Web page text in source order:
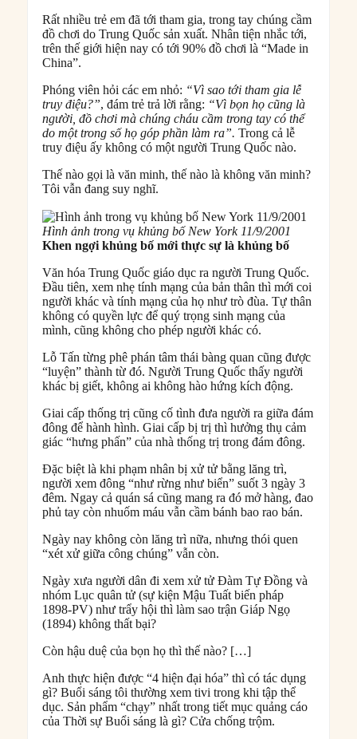
Rất nhiều trẻ em đã tới tham gia, trong tay chúng cầm
đồ chơi do Trung Quốc sản xuất. Nhân tiện nhắc tới,
trên thế giới hiện nay có tới 90% đồ chơi là “Made in
China”.
Phóng viên hỏi các em nhỏ: “Vì sao tới tham gia lễ
truy điệu?”, đám trẻ trả lời rằng: “Vì bọn họ cũng là
người, đồ chơi mà chúng cháu cầm trong tay có thể
do một trong số họ góp phần làm ra”. Trong cả lễ
truy điệu ấy không có một người Trung Quốc nào.
Thế nào gọi là văn minh, thế nào là không văn minh?
Tôi vẫn đang suy nghĩ.
Hình ảnh trong vụ khủng bố New York 11/9/2001
Khen ngợi khủng bố mới thực sự là khủng bố
Văn hóa Trung Quốc giáo dục ra người Trung Quốc.
Đầu tiên, xem nhẹ tính mạng của bản thân thì mới coi
người khác và tính mạng của họ như trò đùa. Tự thân
không có quyền lực để quý trọng sinh mạng của
mình, cũng không cho phép người khác có.
Lỗ Tấn từng phê phán tâm thái bàng quan cũng được
“luyện” thành từ đó. Người Trung Quốc thấy người
khác bị giết, không ai không hào hứng kích động.
Giai cấp thống trị cũng cố tình đưa người ra giữa đám
đông để hành hình. Giai cấp bị trị thì hưởng thụ cảm
giác “hưng phấn” của nhà thống trị trong đám đông.
Đặc biệt là khi phạm nhân bị xử tử bằng lăng trì,
người xem đông “như rừng như biển” suốt 3 ngày 3
đêm. Ngay cả quán sá cũng mang ra đó mở hàng, đao
phủ tay còn nhuốm máu vẫn cầm bánh bao rao bán.
Ngày nay không còn lăng trì nữa, nhưng thói quen
“xét xử giữa công chúng” vẫn còn.
Ngày xưa người dân đi xem xử tử Đàm Tự Đồng và
nhóm Lục quân tử (sự kiện Mậu Tuất biến pháp
1898-PV) như trẩy hội thì làm sao trận Giáp Ngọ
(1894) không thất bại?
Còn hậu duệ của bọn họ thì thế nào? […]
Anh thực hiện được “4 hiện đại hóa” thì có tác dụng
gì? Buổi sáng tôi thường xem tivi trong khi tập thể
dục. Sản phẩm “chạy” nhất trong tiết mục quảng cáo
của Thời sự Buổi sáng là gì? Cửa chống trộm.